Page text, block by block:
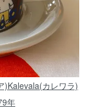
)Kalevala(カレワラ)
年